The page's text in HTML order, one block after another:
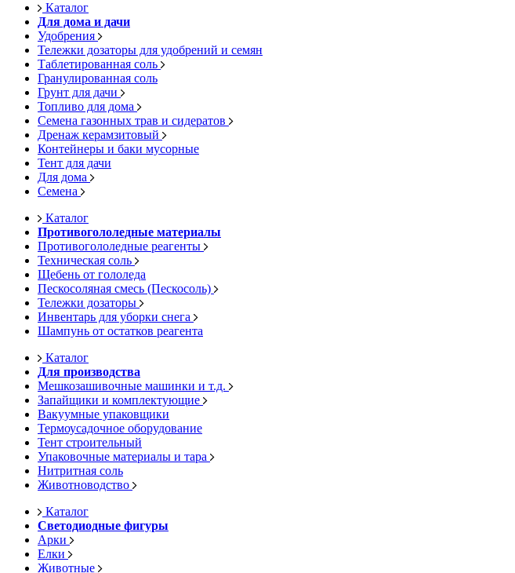
Каталог
Для дома и дачи
Удобрения
Тележки дозаторы для удобрений и семян
Таблетированная соль
Гранулированная соль
Грунт для дачи
Топливо для дома
Семена газонных трав и сидератов
Дренаж керамзитовый
Контейнеры и баки мусорные
Тент для дачи
Для дома
Семена
Каталог
Противогололедные материалы
Противогололедные реагенты
Техническая соль
Щебень от гололеда
Пескосоляная смесь (Пескосоль)
Тележки дозаторы
Инвентарь для уборки снега
Шампунь от остатков реагента
Каталог
Для производства
Мешкозашивочные машинки и т.д.
Запайщики и комплектующие
Вакуумные упаковщики
Термоусадочное оборудование
Тент строительный
Упаковочные материалы и тара
Нитритная соль
Животноводство
Каталог
Светодиодные фигуры
Арки
Елки
Животные